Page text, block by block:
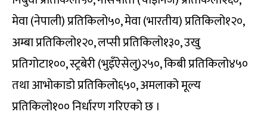
मेवा (नेपाली) प्रतिकिलो५०, मेवा (भारतीय) प्रतिकिलो१२०,
अम्बा प्रतिकिलो१२०, लप्सी प्रतिकिलो१३०, उखु
प्रतिगोटा१००, स्ट्रबेरी (भुइँऐसेलु)२५०, किबी प्रतिकिलो४५०
तथा आभोकाडो प्रतिकिलो६५०, अमलाको मूल्य
प्रतिकिलो१०० निर्धारण गरिएको छ ।